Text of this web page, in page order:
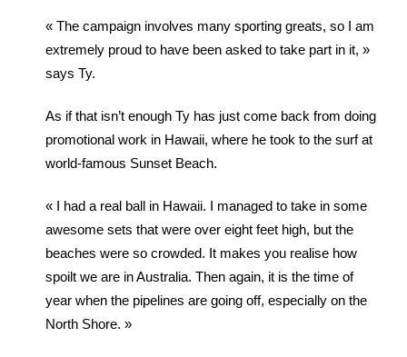
« The campaign involves many sporting greats, so I am
extremely proud to have been asked to take part in it, »
says Ty.
As if that isn’t enough Ty has just come back from doing
promotional work in Hawaii, where he took to the surf at
world-famous Sunset Beach.
« I had a real ball in Hawaii. I managed to take in some
awesome sets that were over eight feet high, but the
beaches were so crowded. It makes you realise how
spoilt we are in Australia. Then again, it is the time of
year when the pipelines are going off, especially on the
North Shore. »